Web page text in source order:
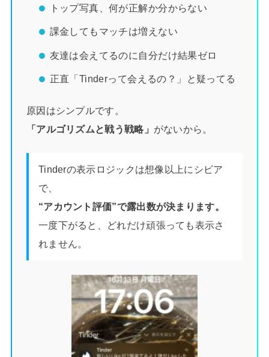
トップ写真、何が正解か分からない
課金してもマッチは増えない
友達は会えてるのに自分だけ結果ゼロ
正直「Tinderって会えるの？」と疑ってる
原因はシンプルです。
「アルゴリズムと戦う戦略」 がないから。
Tinderの表示ロジックは想像以上にシビア
で、
“アカウント評価”で露出数が決まります。
一度下がると、どれだけ頑張っても表示さ
れません。